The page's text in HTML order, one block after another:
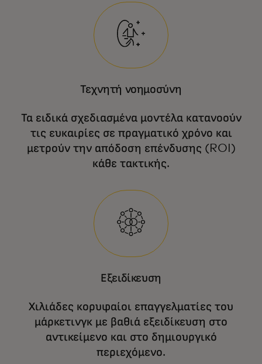
Τεχνητή νοημοσύνη
Τα ειδικά σχεδιασμένα μοντέλα κατανοούν
τις ευκαιρίες σε πραγματικό χρόνο και
μετρούν την απόδοση επένδυσης (ROI)
κάθε τακτικής.
Εξειδίκευση
Χιλιάδες κορυφαίοι επαγγελματίες του
μάρκετινγκ με βαθιά εξειδίκευση στο
αντικείμενο και στο δημιουργικό
περιεχόμενο.